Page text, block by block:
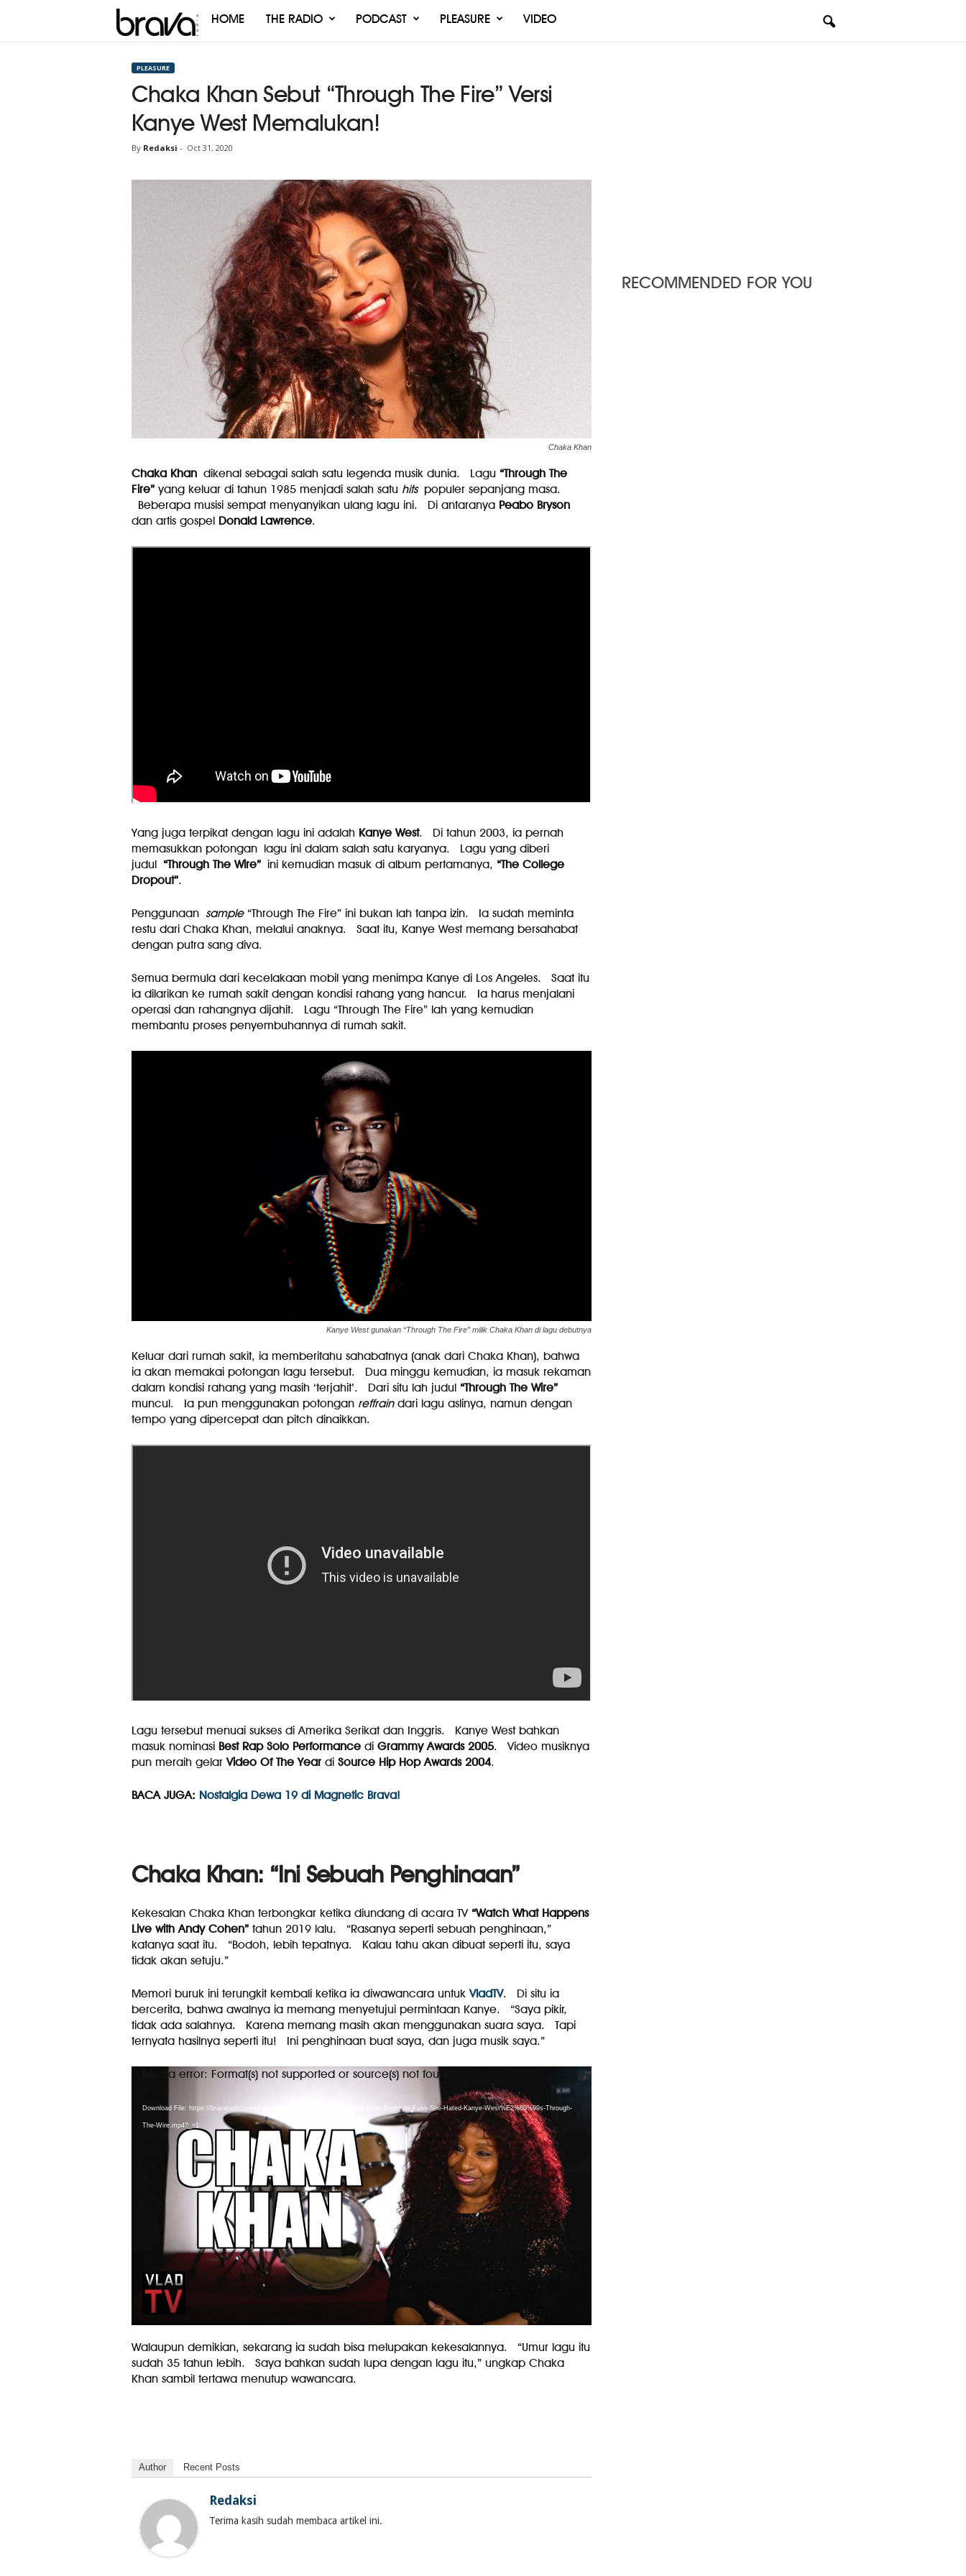
Brava
HOME THE RADIO PODCAST PLEASURE VIDEO
PLEASURE
Chaka Khan Sebut “Through The Fire” Versi
Kanye West Memalukan!
By Redaksi - Oct 31, 2020
Chaka Khan
Chaka Khandikenal sebagai salah satu legenda musik dunia. Lagu “Through The
Fire”yang keluar di tahun 1985 menjadi salah satu hitspopuler sepanjang masa.
Beberapa musisi sempat menyanyikan ulang lagu ini. Di antaranya Peabo Bryson
dan artis gospel Donald Lawrence.
Yang juga terpikat dengan lagu ini adalah Kanye West. Di tahun 2003, ia pernah
memasukkan potongan lagu ini dalam salah satu karyanya. Lagu yang diberi
judul“Through The Wire” ini kemudian masuk di album pertamanya, “The College
Dropout”.
Penggunaan sample“Through The Fire” ini bukan lah tanpa izin. Ia sudah meminta
restu dari Chaka Khan, melalui anaknya. Saat itu, Kanye West memang bersahabat
dengan putra sang diva.
Semua bermula dari kecelakaan mobil yang menimpa Kanye di Los Angeles. Saat itu
ia dilarikan ke rumah sakit dengan kondisi rahang yang hancur. Ia harus menjalani
operasi dan rahangnya dijahit. Lagu “Through The Fire” lah yang kemudian
membantu proses penyembuhannya di rumah sakit.
Kanye West gunakan “Through The Fire” milik Chaka Khan di lagu debutnya
Keluar dari rumah sakit, ia memberitahu sahabatnya (anak dari Chaka Khan), bahwa
ia akan memakai potongan lagu tersebut. Dua minggu kemudian, ia masuk rekaman
dalam kondisi rahang yang masih ‘terjahit’. Dari situ lah judul “Through The Wire”
muncul. Ia pun menggunakan potongan reffraindari lagu aslinya, namun dengan
tempo yang dipercepat dan pitch dinaikkan.
Lagu tersebut menuai sukses di Amerika Serikat dan Inggris. Kanye West bahkan
masuk nominasi Best Rap Solo Performancedi Grammy Awards 2005. Video musiknya
pun meraih gelarVideo Of The YeardiSource Hip Hop Awards 2004.
BACA JUGA: Nostalgia Dewa 19 di Magnetic Brava!
Chaka Khan: “Ini Sebuah Penghinaan”
Kekesalan Chaka Khan terbongkar ketika diundang di acara TV “Watch What Happens
Live with Andy Cohen”tahun 2019 lalu. “Rasanya seperti sebuah penghinaan,”
katanya saat itu. “Bodoh, lebih tepatnya. Kalau tahu akan dibuat seperti itu, saya
tidak akan setuju.”
Memori buruk ini terungkit kembali ketika ia diwawancara untukVladTV. Di situ ia
bercerita, bahwa awalnya ia memang menyetujui permintaan Kanye. “Saya pikir,
tidak ada salahnya. Karena memang masih akan menggunakan suara saya. Tapi
ternyata hasilnya seperti itu! Ini penghinaan buat saya, dan juga musik saya.”
Media error: Format(s) not supported or source(s) not found
Download File: https://bravaradio.com/wp-content/uploads/2020/10/Chaka-Khan-Reminds-Fans-She-Hated-Kanye-West%E2%80%99s-Through-
The-Wire.mp4?_=1
Walaupun demikian, sekarang ia sudah bisa melupakan kekesalannya. “Umur lagu itu
sudah 35 tahun lebih. Saya bahkan sudah lupa dengan lagu itu,” ungkap Chaka
Khan sambil tertawa menutup wawancara.
Author Recent Posts
Redaksi
Terima kasih sudah membaca artikel ini.
RECOMMENDED FOR YOU